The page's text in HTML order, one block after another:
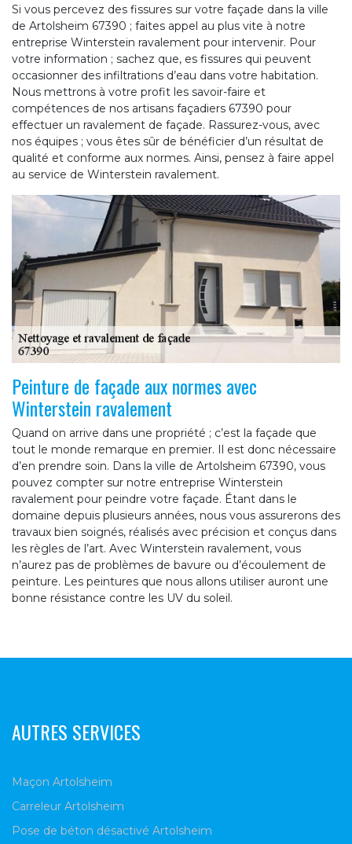
Si vous percevez des fissures sur votre façade dans la ville
de Artolsheim 67390 ; faites appel au plus vite à notre
entreprise Winterstein ravalement pour intervenir. Pour
votre information ; sachez que, es fissures qui peuvent
occasionner des infiltrations d’eau dans votre habitation.
Nous mettrons à votre profit les savoir-faire et
compétences de nos artisans façadiers 67390 pour
effectuer un ravalement de façade. Rassurez-vous, avec
nos équipes ; vous êtes sûr de bénéficier d’un résultat de
qualité et conforme aux normes. Ainsi, pensez à faire appel
au service de Winterstein ravalement.
Peinture de façade aux normes avec
Winterstein ravalement
Quand on arrive dans une propriété ; c’est la façade que
tout le monde remarque en premier. Il est donc nécessaire
d’en prendre soin. Dans la ville de Artolsheim 67390, vous
pouvez compter sur notre entreprise Winterstein
ravalement pour peindre votre façade. Étant dans le
domaine depuis plusieurs années, nous vous assurerons des
travaux bien soignés, réalisés avec précision et conçus dans
les règles de l’art. Avec Winterstein ravalement, vous
n’aurez pas de problèmes de bavure ou d’écoulement de
peinture. Les peintures que nous allons utiliser auront une
bonne résistance contre les UV du soleil.
AUTRES SERVICES
Maçon Artolsheim
Carreleur Artolsheim
Pose de béton désactivé Artolsheim